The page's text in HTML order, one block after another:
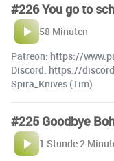
#226 You go to
58 Minuten
Patreon: https://
Discord: https://
Spira_Knives (Tim)
#225 Goodbye
1 Stunde 2